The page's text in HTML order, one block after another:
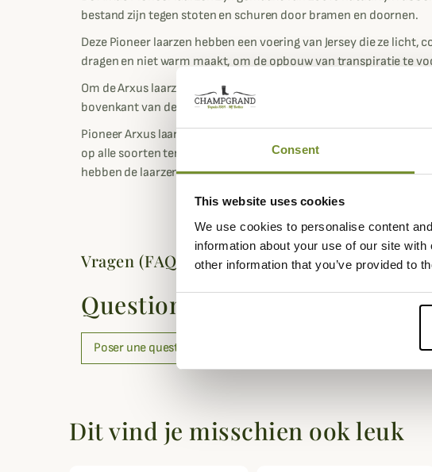
Consent
This website uses cookies
We use cookies to personalise content
information about your use of our site
other information that you’ve provided to
bestand zijn tegen stoten en schuren door bramen en doornen.
Deze Pioneer laarzen hebben een voering van Jersey die ze licht,
dragen en niet warm maakt, om de opbouw van transpiratie te
Om de Arxus laarzen aan je kuiten aan te passen, zit er een
bovenkant van de laarzen.
Pioneer Arxus laarzen zijn voorzien van Arxus X-patroon zolen
op alle soorten terrein, of het nu modderig, droog of rotsachtig is.
hebben de laarzen een EVA-zool voor verbeterde schokabsorptie.
Vragen (FAQ's)
Questions (FAQs)
Poser une question
Dit vind je misschien ook leuk